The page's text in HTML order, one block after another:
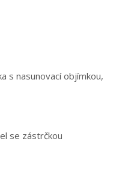
s nasunovací objímkou,
se zástrčkou